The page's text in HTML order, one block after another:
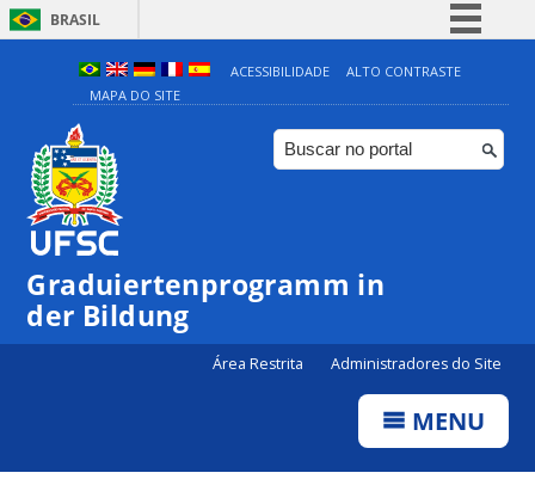
BRASIL
Simplifique!
Comunica BR
Participe
ACESSIBILIDADE
ALTO CONTRASTE
MAPA DO SITE
Graduiertenprogramm in
der Bildung
Área Restrita Administradores do Site
MENU